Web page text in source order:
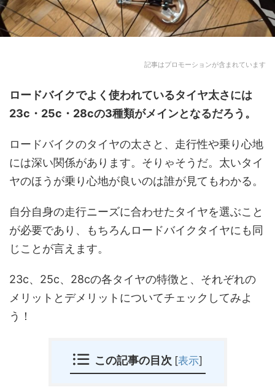
記事はプロモーションが含まれています
ロードバイクでよく使われているタイヤ太さには
23c・25c・28cの3種類がメインとなるだろう。
ロードバイクのタイヤの太さと、走行性や乗り心地
には深い関係があります。そりゃそうだ。太いタイ
ヤのほうが乗り心地が良いのは誰が見てもわかる。
自分自身の走行ニーズに合わせたタイヤを選ぶこと
が必要であり、もちろんロードバイクタイヤにも同
じことが言えます。
23c、25c、28cの各タイヤの特徴と、それぞれの
メリットとデメリットについてチェックしてみよ
う！
この記事の目次 [表示]